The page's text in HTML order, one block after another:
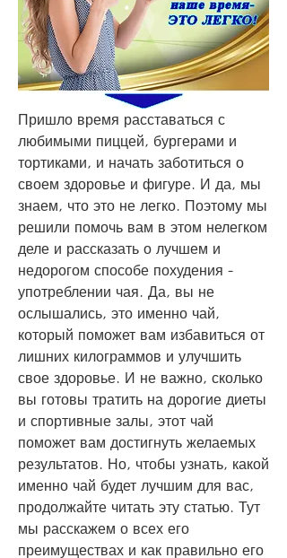
Пришло время расставаться с
любимыми пиццей, бургерами и
тортиками, и начать заботиться о
своем здоровье и фигуре. И да, мы
знаем, что это не легко. Поэтому мы
решили помочь вам в этом нелегком
деле и рассказать о лучшем и
недорогом способе похудения -
употреблении чая. Да, вы не
ослышались, это именно чай,
который поможет вам избавиться от
лишних килограммов и улучшить
свое здоровье. И не важно, сколько
вы готовы тратить на дорогие диеты
и спортивные залы, этот чай
поможет вам достигнуть желаемых
результатов. Но, чтобы узнать, какой
именно чай будет лучшим для вас,
продолжайте читать эту статью. Тут
мы расскажем о всех его
преимуществах и как правильно его